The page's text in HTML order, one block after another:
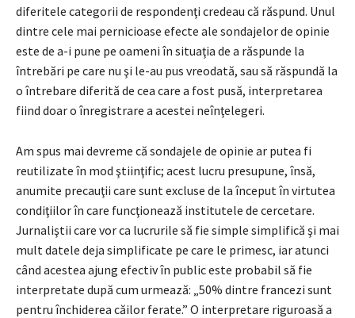
diferitele categorii de respondenţi credeau că răspund. Unul
dintre cele mai pernicioase efecte ale sondajelor de opinie
este de a-i pune pe oameni în situaţia de a răspunde la
întrebări pe care nu şi le-au pus vreodată, sau să răspundă la
o întrebare diferită de cea care a fost pusă, interpretarea
fiind doar o înregistrare a acestei neînţelegeri.
Am spus mai devreme că sondajele de opinie ar putea fi
reutilizate în mod ştiinţific; acest lucru presupune, însă,
anumite precauţii care sunt excluse de la început în virtutea
condiţiilor în care funcţionează institutele de cercetare.
Jurnaliştii care vor ca lucrurile să fie simple simplifică şi mai
mult datele deja simplificate pe care le primesc, iar atunci
când acestea ajung efectiv în public este probabil să fie
interpretate după cum urmează: „50% dintre francezi sunt
pentru închiderea căilor ferate.” O interpretare riguroasă a